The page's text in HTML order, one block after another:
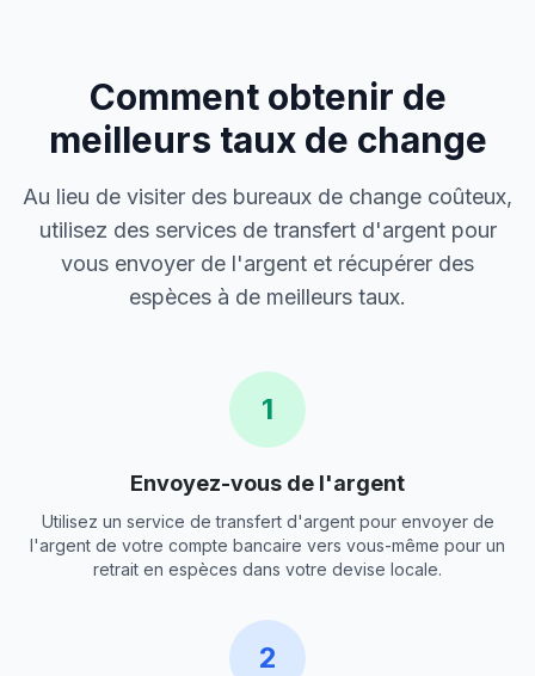
Comment obtenir de
meilleurs taux de change
Au lieu de visiter des bureaux de change coûteux,
utilisez des services de transfert d'argent pour
vous envoyer de l'argent et récupérer des
espèces à de meilleurs taux.
1
Envoyez-vous de l'argent
Utilisez un service de transfert d'argent pour envoyer de
l'argent de votre compte bancaire vers vous-même pour un
retrait en espèces dans votre devise locale.
2